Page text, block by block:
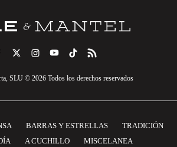
SLU © 2026 Todos los derechos reservados
BARRAS Y ESTRELLAS
TRADICIÓN
A CUCHILLO MISCELANEA